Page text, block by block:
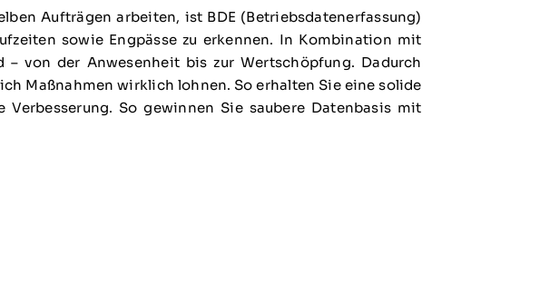
Aufträgen arbeiten, ist BDE (Betriebsdatenerfassung)
sowie Engpässe zu erkennen. In Kombination mit
von der Anwesenheit bis zur Wertschöpfung. Dadurch
Maßnahmen wirklich lohnen. So erhalten Sie eine solide
So gewinnen Sie saubere Datenbasis mit